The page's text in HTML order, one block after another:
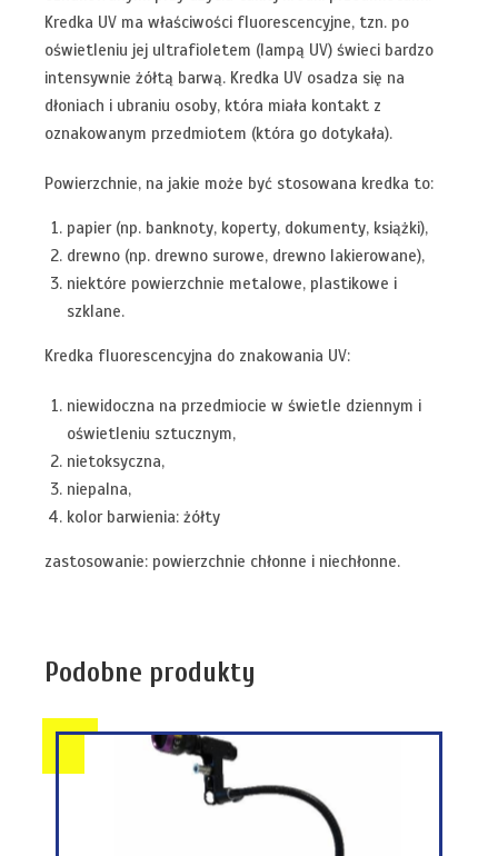
Kredka UV ma właściwości fluorescencyjne, tzn. po
oświetleniu jej ultrafioletem (lampą UV) świeci bardzo
intensywnie żółtą barwą. Kredka UV osadza się na
dłoniach i ubraniu osoby, która miała kontakt z
oznakowanym przedmiotem (która go dotykała).
Powierzchnie, na jakie może być stosowana kredka to:
papier (np. banknoty, koperty, dokumenty, książki),
drewno (np. drewno surowe, drewno lakierowane),
niektóre powierzchnie metalowe, plastikowe i
szklane.
Kredka fluorescencyjna do znakowania UV:
niewidoczna na przedmiocie w świetle dziennym i
oświetleniu sztucznym,
nietoksyczna,
niepalna,
kolor barwienia: żółty
zastosowanie: powierzchnie chłonne i niechłonne.
Podobne produkty